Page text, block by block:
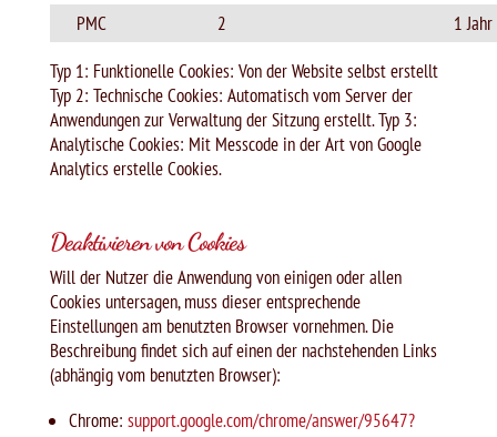
PMC 2
1 Jahr
Typ 1: Funktionelle Cookies: Von der Website selbst erstellt
Typ 2: Technische Cookies: Automatisch vom Server der
Anwendungen zur Verwaltung der Sitzung erstellt. Typ 3:
Analytische Cookies: Mit Messcode in der Art von Google
Analytics erstelle Cookies.
Deaktivieren von Cookies
Will der Nutzer die Anwendung von einigen oder allen
Cookies untersagen, muss dieser entsprechende
Einstellungen am benutzten Browser vornehmen. Die
Beschreibung findet sich auf einen der nachstehenden Links
(abhängig vom benutzten Browser):
Chrome: support.google.com/chrome/answer/95647?